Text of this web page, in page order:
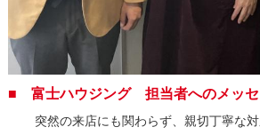
■ 富士ハウジング 担当者へのメッセ
突然の来店にも関わらず、親切丁寧な対